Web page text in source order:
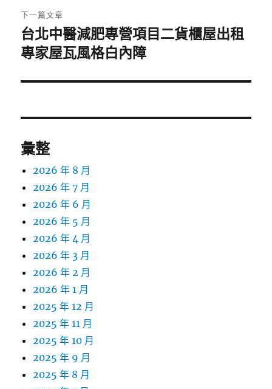
章:
下一篇文章
下
一
文
台北中醫減肥專營項目二貨櫃屋出租
專家屋瓦風格白內障
彙整
2026 年 8 月
2026 年 7 月
2026 年 6 月
2026 年 5 月
2026 年 4 月
2026 年 3 月
2026 年 2 月
2026 年 1 月
2025 年 12 月
2025 年 11 月
2025 年 10 月
2025 年 9 月
2025 年 8 月